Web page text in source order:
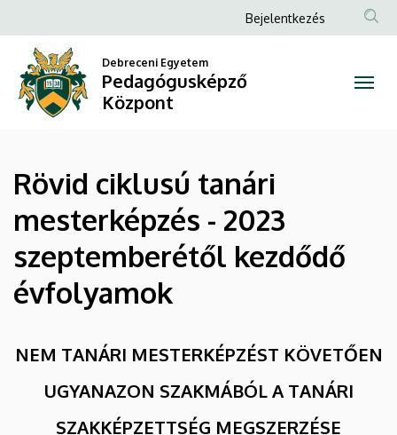
ciklusú
tanári
mesterképzés
2023
szeptemberétől
kezdődő
évfolyamok
Pedagógusképző
Központ
a
tartalomra
Anonim
fiók
menüje
Bejelentkezés
Debreceni Egyetem
Pedagógusképző
Központ
Rövid ciklusú tanári
mesterképzés - 2023
szeptemberétől kezdődő
évfolyamok
NEM TANÁRI MESTERKÉPZÉST KÖVETŐEN
UGYANAZON SZAKMÁBÓL A TANÁRI
SZAKKÉPZETTSÉG MEGSZERZÉSE